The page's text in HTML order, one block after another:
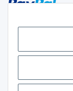
Später bezahlen